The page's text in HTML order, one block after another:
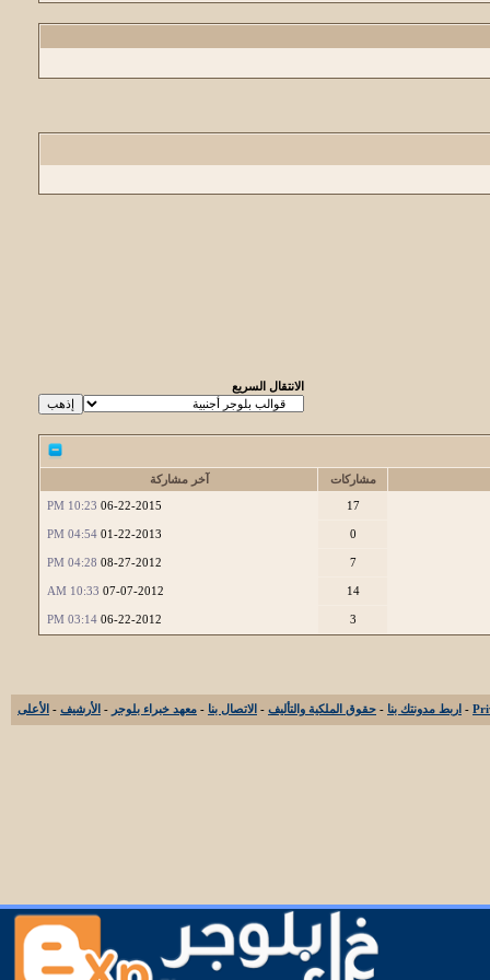
الانتقال السريع
مشاركات
آخر مشاركة
17
06-22-2015
10:23 PM
0
01-22-2013
04:54 PM
7
08-27-2012
04:28 PM
14
07-07-2012
10:33 AM
3
06-22-2012
03:14 PM
- اربط مدونتك بنا - حقوق الملكية والتأليف - الاتصال بنا - معهد خبراء بلوجر - الأرشيف - الأعلى